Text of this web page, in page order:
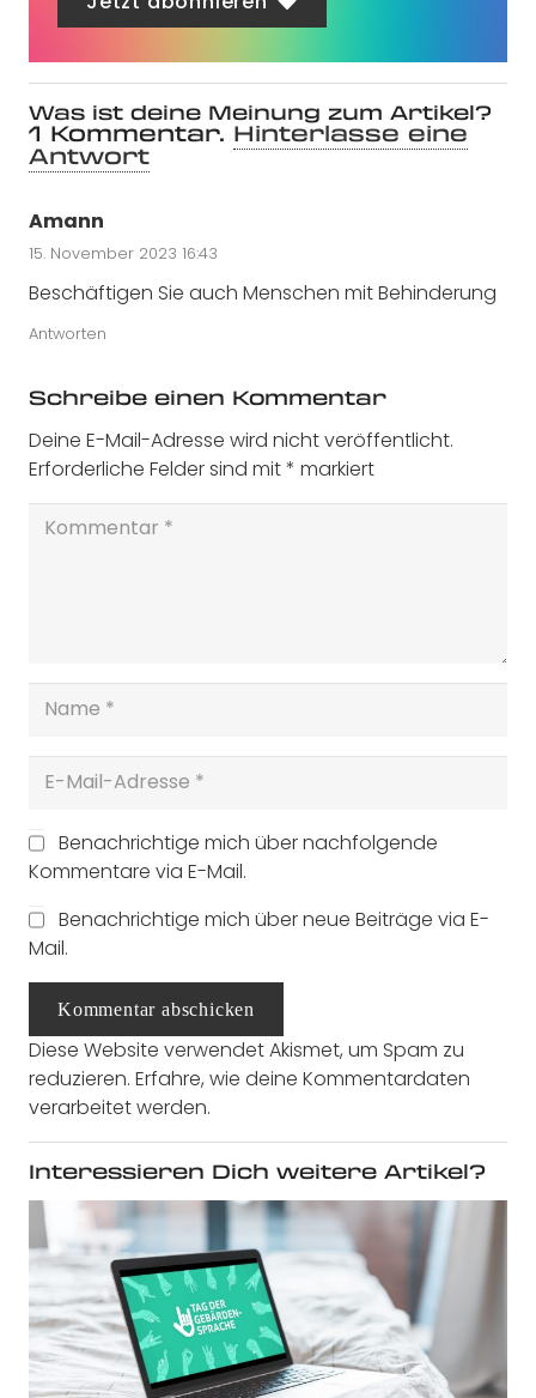
Was ist deine Meinung zum Artikel?
1 Kommentar. Hinterlasse eine
Antwort
Amann
15. November 2023 16:43
Beschäftigen Sie auch Menschen mit Behinderung
Antworten
Schreibe einen Kommentar
Deine E-Mail-Adresse wird nicht veröffentlicht.
Erforderliche Felder sind mit* markiert
Benachrichtige mich über nachfolgende
Kommentare via E-Mail.
Benachrichtige mich über neue Beiträge via E-
Mail.
Kommentar abschicken
Diese Website verwendet Akismet, um Spam zu
reduzieren. Erfahre, wie deine Kommentardaten
verarbeitet werden.
Interessieren Dich weitere Artikel?